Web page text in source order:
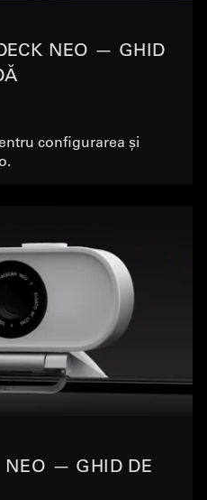
NEO — GHID
configurarea și
NEO — GHID DE